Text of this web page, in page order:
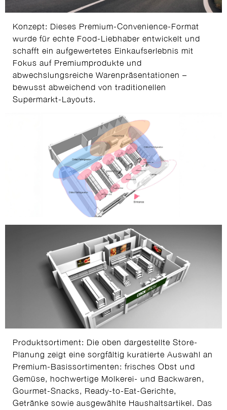
Konzept: Dieses Premium-Convenience-Format
wurde für echte Food-Liebhaber entwickelt und
schafft ein aufgewertetes Einkaufserlebnis mit
Fokus auf Premiumprodukte und
abwechslungsreiche Warenpräsentationen –
bewusst abweichend von traditionellen
Supermarkt-Layouts.
Produktsortiment: Die oben dargestellte Store-
Planung zeigt eine sorgfältig kuratierte Auswahl an
Premium-Basissortimenten: frisches Obst und
Gemüse, hochwertige Molkerei- und Backwaren,
Gourmet-Snacks, Ready-to-Eat-Gerichte,
Getränke sowie ausgewählte Haushaltsartikel. Das